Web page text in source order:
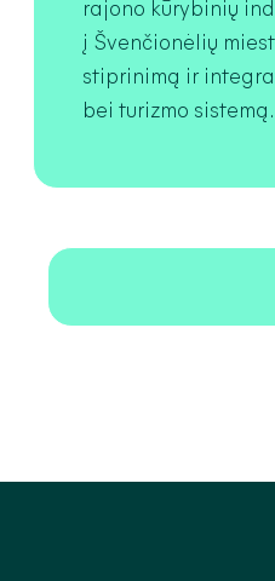
rajono kūrybinių
į Švenčionėlių
stiprinimą ir
bei turizmo sistemą.